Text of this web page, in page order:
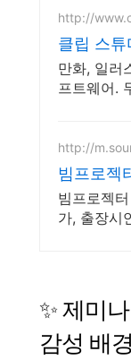
http://
클립 스튜
만화, 일러
프트웨어.
http://
빔프로젝
UP
빔프로젝
가, 출장시
✨ 제미
감성 배